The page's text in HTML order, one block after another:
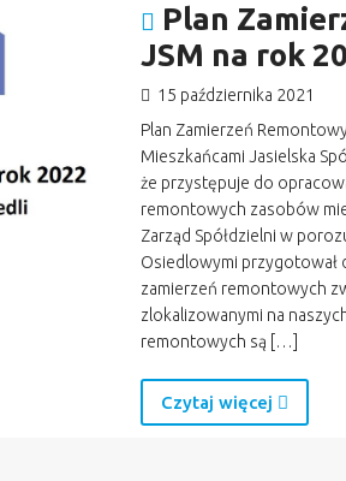
Plan
JSM na rok
15 października 2021
Plan Zamierzeń
Mieszkańcami Jasielska
że przystępuje do
remontowych zasobów
Zarząd Spółdzielni w
Osiedlowymi przygotował
zamierzeń remontowych
zlokalizowanymi na
remontowych są […]
Czytaj więcej